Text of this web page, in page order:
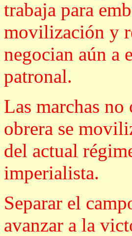
trabaja para
movilización y
negocian aún a
patronal.
Las marchas
obrera se
del actual
imperialista.
Separar el
avanzar a la